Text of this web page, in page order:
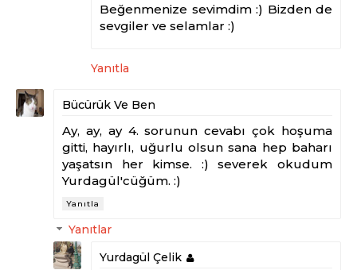
Beğenmenize sevimdim :) Bizden de
sevgiler ve selamlar :)
Yanıtla
Bücürük Ve Ben
Ay, ay, ay 4. sorunun cevabı çok hoşuma
gitti, hayırlı, uğurlu olsun sana hep baharı
yaşatsın her kimse. :) severek okudum
Yurdagül'cüğüm. :)
Yanıtla
Yanıtlar
Yurdagül Çelik